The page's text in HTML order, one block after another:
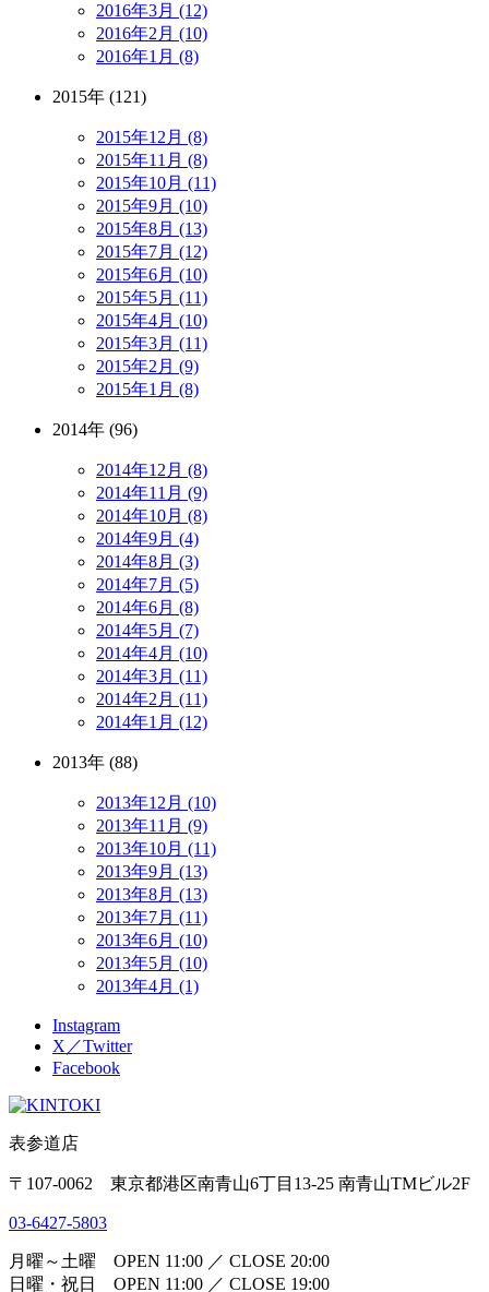
2016年3月 (12)
2016年2月 (10)
2016年1月 (8)
2015年 (121)
2015年12月 (8)
2015年11月 (8)
2015年10月 (11)
2015年9月 (10)
2015年8月 (13)
2015年7月 (12)
2015年6月 (10)
2015年5月 (11)
2015年4月 (10)
2015年3月 (11)
2015年2月 (9)
2015年1月 (8)
2014年 (96)
2014年12月 (8)
2014年11月 (9)
2014年10月 (8)
2014年9月 (4)
2014年8月 (3)
2014年7月 (5)
2014年6月 (8)
2014年5月 (7)
2014年4月 (10)
2014年3月 (11)
2014年2月 (11)
2014年1月 (12)
2013年 (88)
2013年12月 (10)
2013年11月 (9)
2013年10月 (11)
2013年9月 (13)
2013年8月 (13)
2013年7月 (11)
2013年6月 (10)
2013年5月 (10)
2013年4月 (1)
Instagram
X／Twitter
Facebook
表参道店
〒107-0062 東京都港区南青山6丁目13-25 南青山TMビル2F
03-6427-5803
月曜～土曜 OPEN 11:00 ／ CLOSE 20:00
日曜・祝日 OPEN 11:00 ／ CLOSE 19:00